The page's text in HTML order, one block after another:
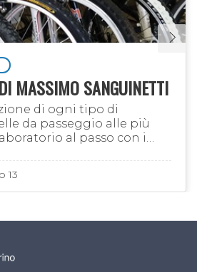
MASSIMO SANGUINETTI
di ogni tipo di
da passeggio alle più
al passo con i
13